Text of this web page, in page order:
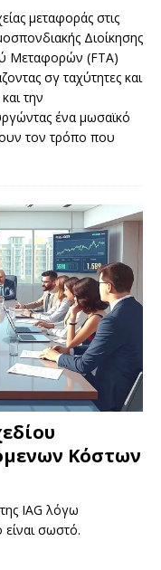
μεταφοράς στις
Διοίκησης
Μεταφορών (FTA)
σγ ταχύτητες και
την
ένα μωσαϊκό
τον τρόπο που
Κόστων
IAG λόγω
σωστό.